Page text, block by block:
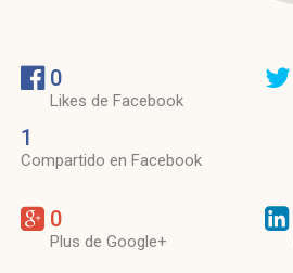
0
Likes de Facebook
1
Compartido en Facebook
0
Plus de Google+